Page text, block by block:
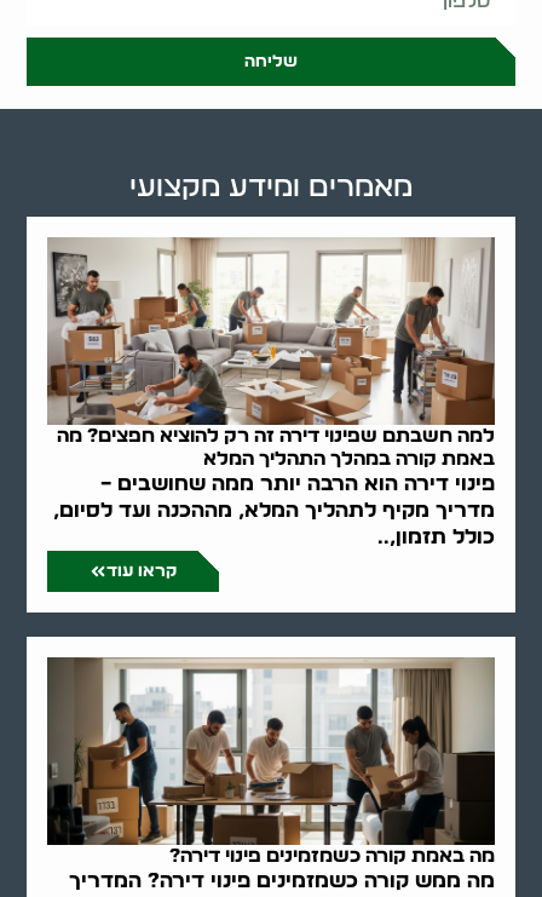
שליחה
למה חשבתם שפינוי דירה זה רק להוציא חפצים? מה
באמת קורה במהלך התהליך המלא
פינוי דירה הוא הרבה יותר ממה שחושבים –
מדריך מקיף לתהליך המלא, מההכנה ועד לסיום,
כולל תזמון,..
קראו עוד
מה באמת קורה כשמזמינים פינוי דירה?
מה ממש קורה כשמזמינים פינוי דירה? המדריך
מאמרים ומידע מקצועי